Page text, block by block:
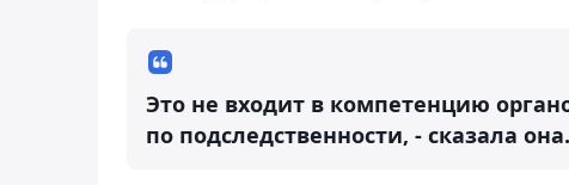
Это не входит в компетенцию
по подследственности, - сказала она.